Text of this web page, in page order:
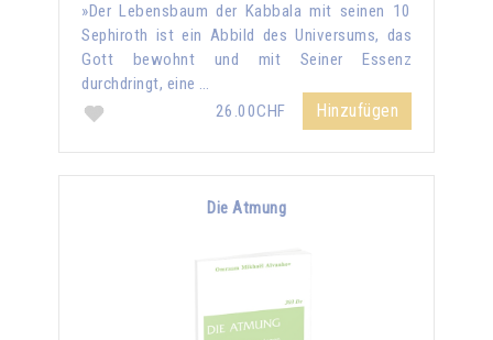
»Der Lebensbaum der Kabbala mit seinen 10
Sephiroth ist ein Abbild des Universums, das
Gott bewohnt und mit Seiner Essenz
durchdringt, eine …
26.00CHF
Hinzufügen
Die Atmung